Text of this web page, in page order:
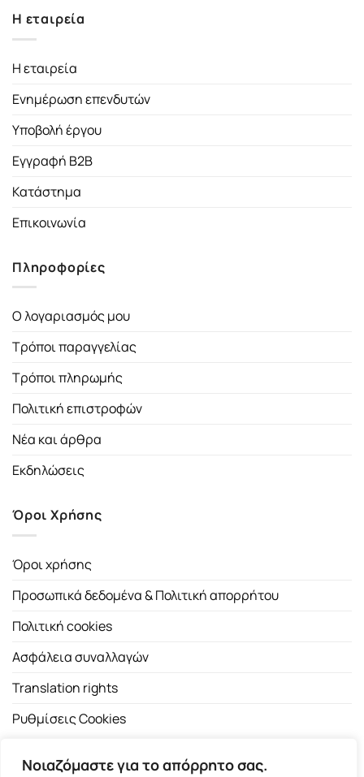
Νοιαζόμαστε για το απόρρητο σας.
Η εταιρεία
Η εταιρεία
Ενημέρωση επενδυτών
Υποβολή έργου
Εγγραφή B2B
Κατάστημα
Επικοινωνία
Πληροφορίες
Ο λογαριασμός μου
Τρόποι παραγγελίας
Τρόποι πληρωμής
Πολιτική επιστροφών
Νέα και άρθρα
Εκδηλώσεις
Όροι Χρήσης
Όροι χρήσης
Προσωπικά δεδομένα & Πολιτική απορρήτου
Πολιτική cookies
Ασφάλεια συναλλαγών
Translation rights
Ρυθμίσεις Cookies